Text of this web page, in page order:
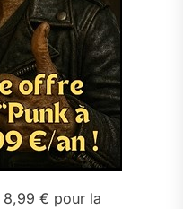
8,99 € pour la